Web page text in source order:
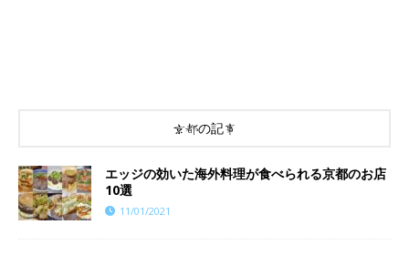
京都の記事
エッジの効いた海外料理が食べられる京都のお店
10選
11/01/2021